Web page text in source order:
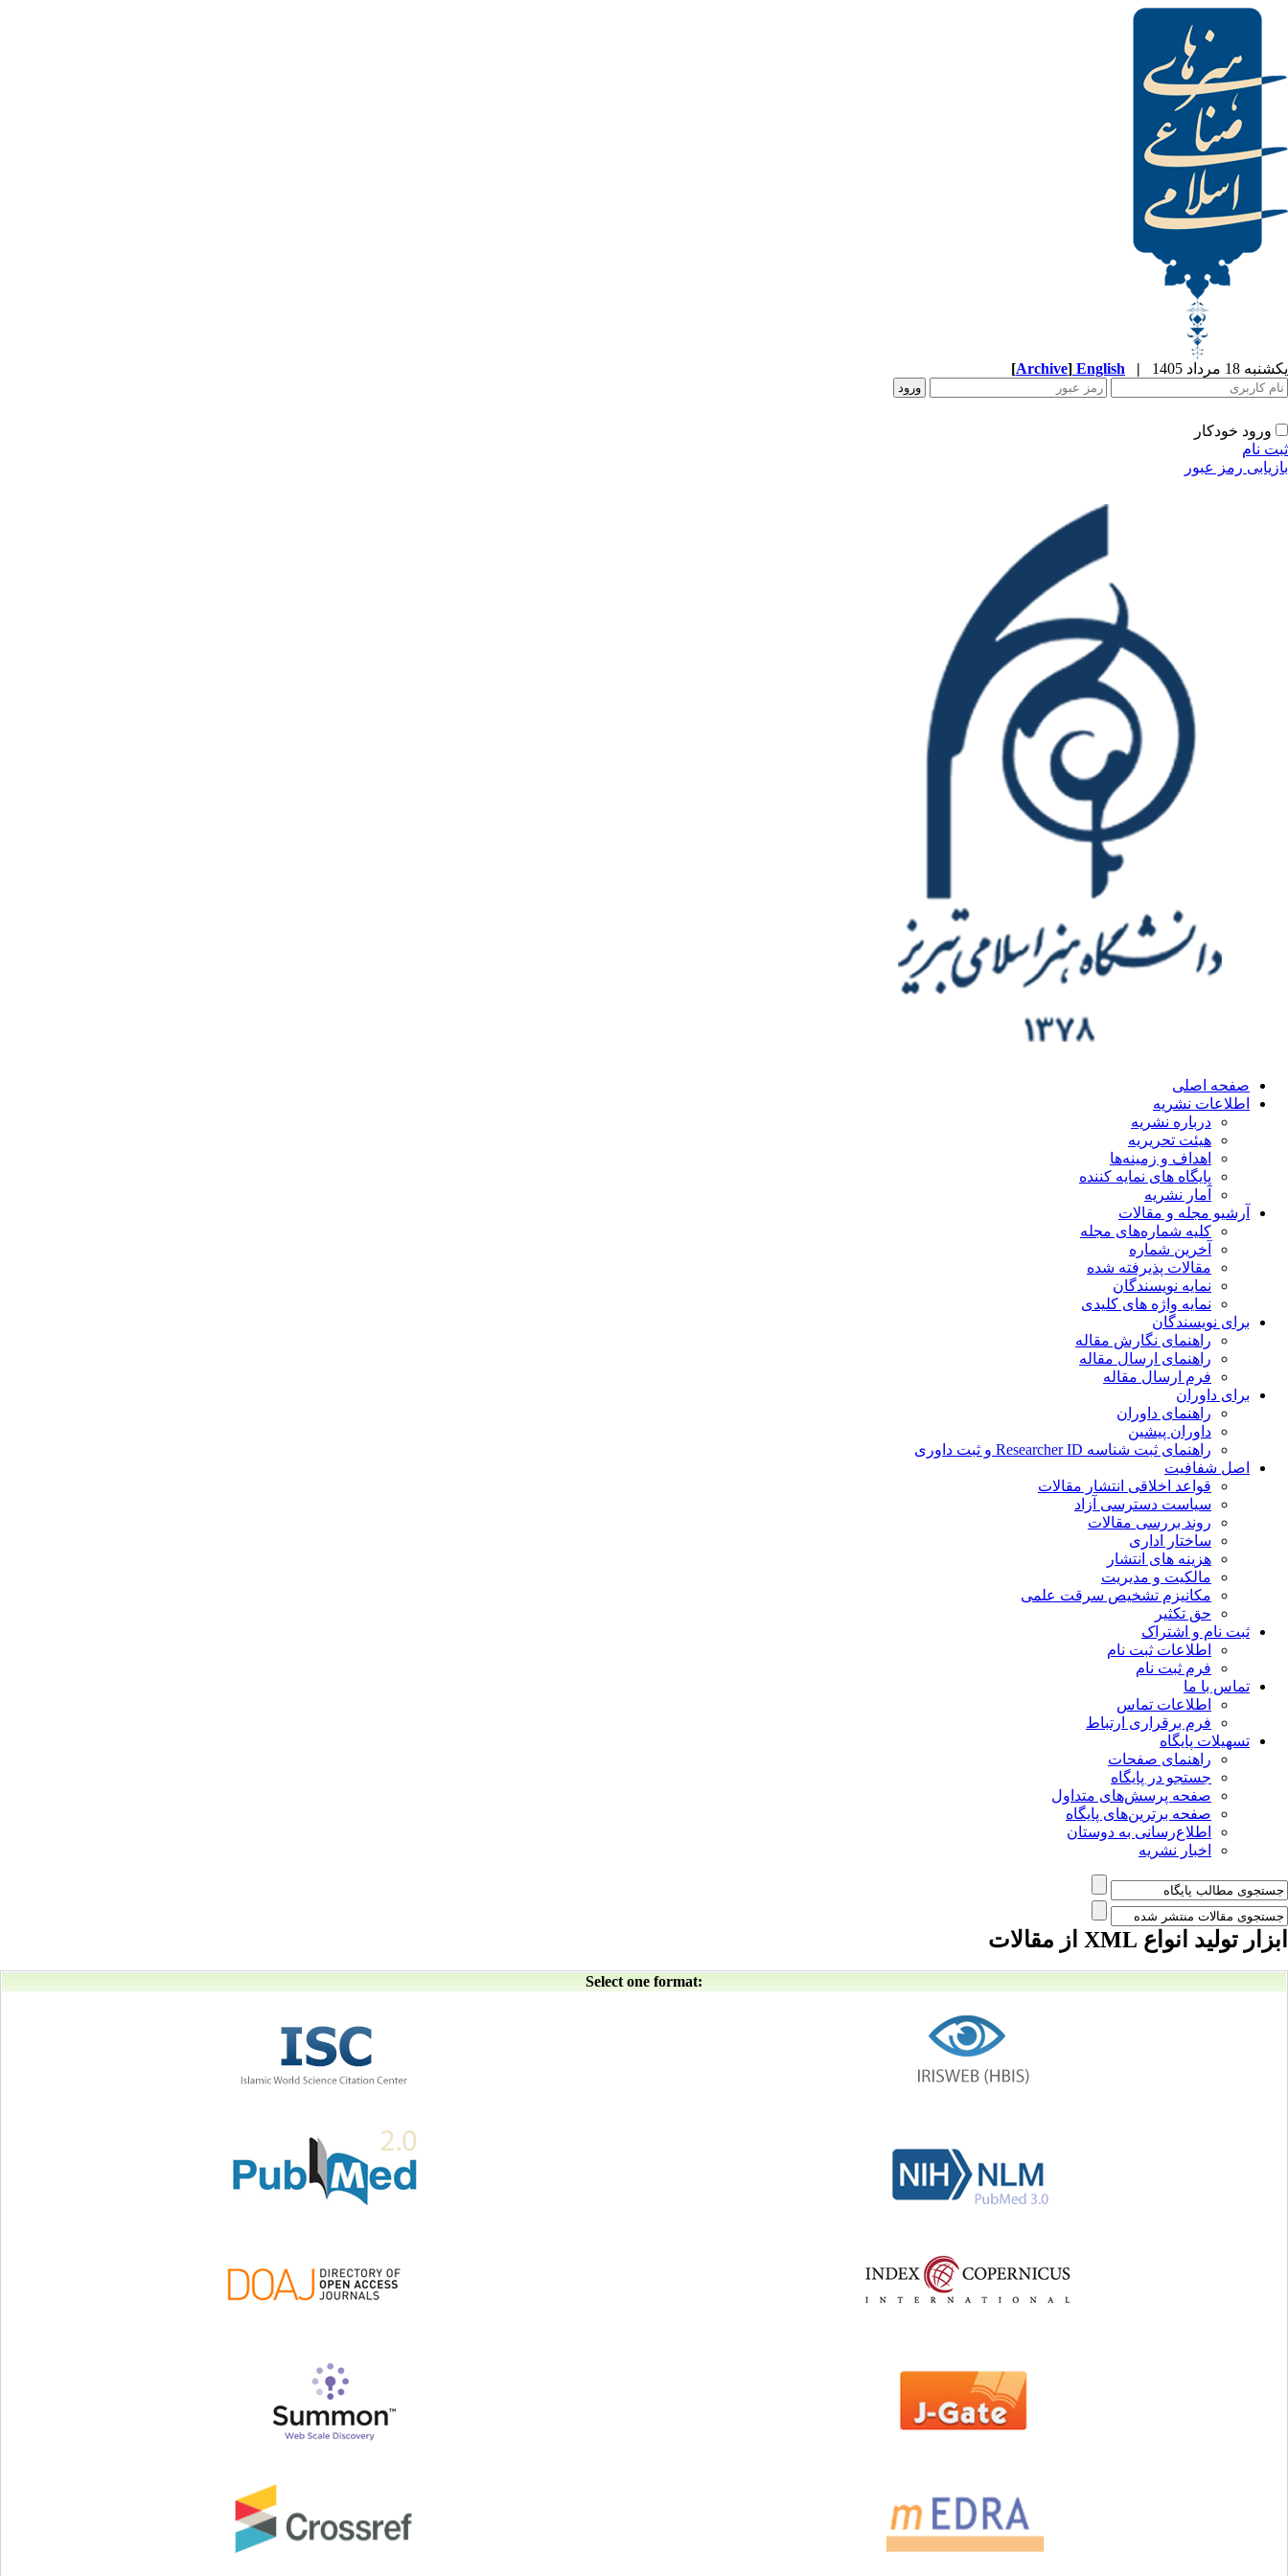
یکشنبه 18 مرداد 1405 |
English
[Archive]
ورود خودکار
ثبت نام
بازیابی رمز عبور
صفحه اصلی
اطلاعات نشریه
درباره نشریه
هیئت تحریریه
اهداف و زمینه‌ها
پایگاه های نمایه کننده
آمار نشریه
آرشیو مجله و مقالات
کلیه شماره‌های مجله
آخرین شماره
مقالات پذیرفته شده
نمایه نویسندگان
نمایه واژه های کلیدی
برای نویسندگان
راهنمای نگارش مقاله
راهنمای ارسال مقاله
فرم ارسال مقاله
برای داوران
راهنمای داوران
داوران پیشین
راهنمای ثبت شناسه Researcher ID و ثبت داوری
اصل شفافیت
قواعد اخلاقی انتشار مقالات
سیاست دسترسی آزاد
روند بررسی مقالات
ساختار اداری
هزینه های انتشار
مالکیت و مدیریت
ﻣﮑﺎﻧﯿﺰم ﺗﺸﺨﯿﺺ ﺳﺮﻗﺖ ﻋﻠﻤﯽ
حق تکثیر
ثبت نام و اشتراک
اطلاعات ثبت نام
فرم ثبت نام
تماس با ما
اطلاعات تماس
فرم برقراری ارتباط
تسهیلات پایگاه
راهنمای صفحات
جستجو در پایگاه
صفحه پرسش‌های متداول
صفحه برترین‌های پایگاه
اطلاع‌رسانی به دوستان
اخبار نشریه
ابزار تولید انواع XML از مقالات
Select one format: